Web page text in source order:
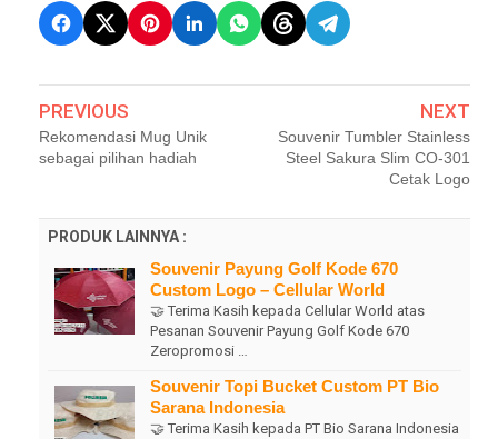
PREVIOUS
Rekomendasi Mug Unik
sebagai pilihan hadiah
NEXT
Souvenir Tumbler Stainless
Steel Sakura Slim CO-301
Cetak Logo
PRODUK LAINNYA :
Souvenir Payung Golf Kode 670
Custom Logo – Cellular World
🤝 Terima Kasih kepada Cellular World atas
Pesanan Souvenir Payung Golf Kode 670
Zeropromosi …
Souvenir Topi Bucket Custom PT Bio
Sarana Indonesia
🤝 Terima Kasih kepada PT Bio Sarana Indonesia